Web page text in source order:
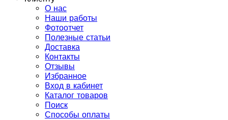
О нас
Наши работы
Фотоотчет
Полезные статьи
Доставка
Контакты
Отзывы
Избранное
Вход в кабинет
Каталог товаров
Поиск
Способы оплаты